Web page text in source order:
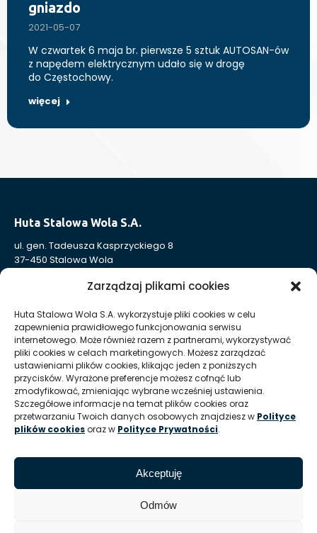
Zarządzaj plikami cookies
Huta Stalowa Wola S.A. wykorzystuje pliki cookies w celu
zapewnienia prawidłowego funkcjonowania serwisu
internetowego. Może również razem z partnerami, wykorzystywać
pliki cookies w celach marketingowych. Możesz zarządzać
ustawieniami plików cookies, klikając jeden z poniższych
przycisków. Wyrażone preferencje możesz cofnąć lub
zmodyfikować, zmieniając wybrane wcześniej ustawienia.
Szczegółowe informacje na temat plików cookies oraz
przetwarzaniu Twoich danych osobowych znajdziesz w Polityce
plików cookiesoraz w Polityce Prywatności.
Akceptuję
Odmów
gniazdo
2021-05-07
W czwartek 6 maja br. pierwsze 5 sztuk AUTOSAN-ów
z napędem elektrycznym udało się w drogę
do Częstochowy.
więcej
Huta Stalowa Wola S.A.
ul. gen. Tadeusza Kasprzyckiego 8
37-450 Stalowa Wola
Nr KRS: 0000004324
REGON: 830005443
Sąd Rejonowy w Rzeszowie, XII Wydział Gospodarczy
Krajowego Rejestru Sądowego
Kapitał Zakładowy: 332 905 973,00 zł – opłacony w całości
Huta Stalowa Wola S.A. Oddział Autosan w Sanoku
ul. Lipińskiego 109
REGON Oddziału 830005443-00214
T: